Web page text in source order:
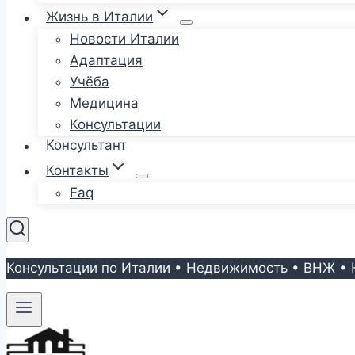
Жизнь в Италии
Новости Италии
Адаптация
Учёба
Медицина
Консультации
Консультант
Контакты
Faq
Консультации по Италии • Недвижимость • ВНЖ •